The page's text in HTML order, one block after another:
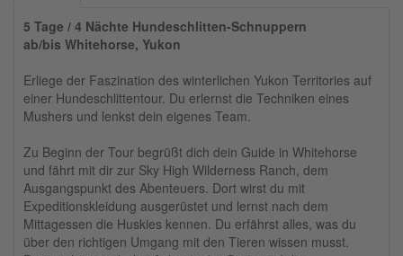
5 Tage / 4 Nächte Hundeschlitten-Schnuppern
ab/bis Whitehorse, Yukon
Erliege der Faszination des winterlichen Yukon Territories auf
einer Hundeschlittentour. Du erlernst die Techniken eines
Mushers und lenkst dein eigenes Team.
Zu Beginn der Tour begrüßt dich dein Guide in Whitehorse
und fährt mit dir zur Sky High Wilderness Ranch, dem
Ausgangspunkt des Abenteuers. Dort wirst du mit
Expeditionskleidung ausgerüstet und lernst nach dem
Mittagessen die Huskies kennen. Du erfährst alles, was du
über den richtigen Umgang mit den Tieren wissen musst.